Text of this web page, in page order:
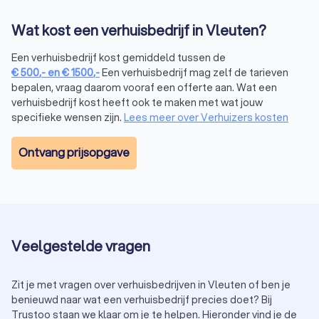
De toegankelijkheid van je huis bepalen
belang om de toegankelijkheid van zowel je huidige huis als
je nieuwe woning te beoordelen. Wat zijn de
parkeermogelijkheden? En passen alle spullen wel door de
voordeur? Als je het verhuisbedrijf in Vleuten hiervan goed
op de hoogte brengt, kunnen zij je hierbij ondersteunen en
adviseren.
Extra diensten van het verhuisbedrijf
Veel verhuisbedrijven in Vleuten bieden extra diensten aan
ondersteunen. Door extra diensten in te schakelen heb je
Heb je bijvoorbeeld al eentimmermangevonden voor
klusjes die nog moeten gebeuren?
Wat kost een verhuisbedrijf in Vleuten?
Een verhuisbedrijf kost gemiddeld tussen de
€500,- en€1500,-Een verhuisbedrijf mag zelf de tarieven
bepalen, vraag daarom vooraf een offerte aan. Wat een
verhuisbedrijf kost heeft ook te maken met wat jouw
specifieke wensen zijn. Lees meer over Verhuizers kosten
Ontvang prijsopgave
Veelgestelde vragen
Zit je met vragen over verhuisbedrijven in Vleuten of ben je
benieuwd naar wat een verhuisbedrijf precies doet? Bij
Trustoo staan we klaar om je te helpen. Hieronder vind je de